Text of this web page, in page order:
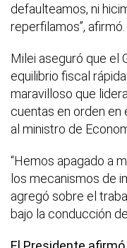
defaulteamos, ni
reperfilamos”, afirmó.
Milei aseguró que el
equilibrio fiscal
maravilloso que
cuentas en orden en
al ministro de
“Hemos apagado a
los mecanismos de
agregó sobre el
bajo la conducción